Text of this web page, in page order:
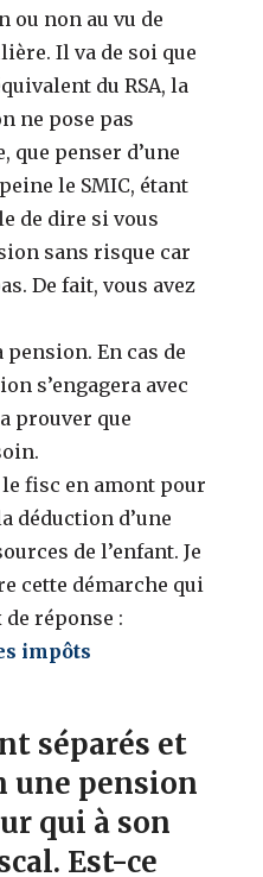
ou non au vu de
Il va de soi que
du RSA, la
ne pose pas
que penser d’une
le SMIC, étant
de dire si vous
sans risque car
De fait, vous avez
En cas de
s’engagera avec
prouver que
fisc en amont pour
déduction d’une
de l’enfant. Je
cette démarche qui
réponse :
impôts
séparés et
une pension
qui à son
Est-ce